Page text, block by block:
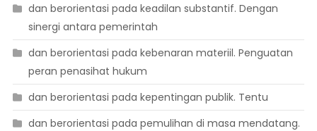
dan berorientasi pada keadilan substantif. Dengan
sinergi antara pemerintah
dan berorientasi pada kebenaran materiil. Penguatan
peran penasihat hukum
dan berorientasi pada kepentingan publik. Tentu
dan berorientasi pada pemulihan di masa mendatang.